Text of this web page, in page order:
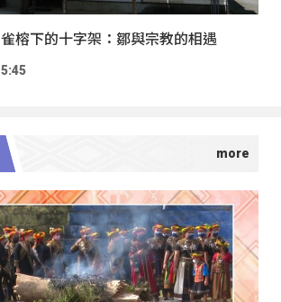
雀榕下的十字架：鄒與宗教的相遇